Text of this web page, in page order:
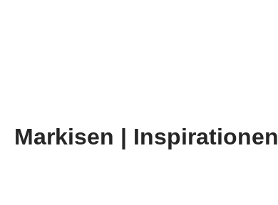
Markisen | Inspirationen